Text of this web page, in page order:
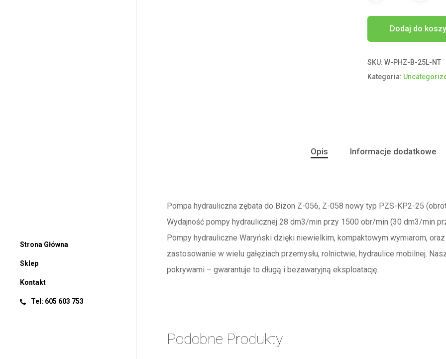
Strona Główna
Sklep
Kontakt
Tel: 605 603 753
Dodaj do
SKU:W-PHZ-B-25L-NT
Kategoria:
Opis Informacje dodatkowe
Pompa hydrauliczna zębata do Bizon Z-056, Z-058 nowy typ PZS-KP2-25
Wydajność pompy hydraulicznej 28 dm3/min przy 1500 obr/min (30 dm3/min
Pompy hydrauliczne Waryński dzięki niewielkim, kompaktowym wymiarom,
zastosowanie w wielu gałęziach przemysłu, rolnictwie, hydraulice mobilnej.
pokrywami – gwarantuje to długą i bezawaryjną eksploatację.
Podobne Produkty